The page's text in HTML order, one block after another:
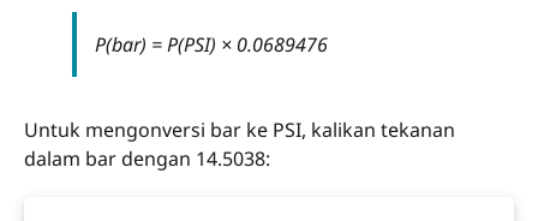
P(bar) = P(PSI) × 0.0689476
Untuk mengonversi bar ke PSI, kalikan tekanan
dalam bar dengan 14.5038: